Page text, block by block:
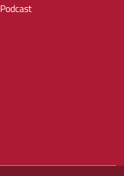
Podcast